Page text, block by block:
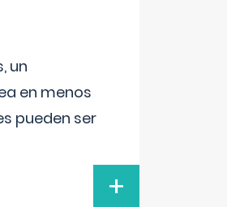
un
en menos
pueden ser
+